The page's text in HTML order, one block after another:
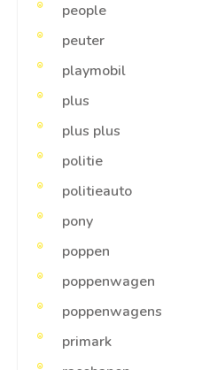
people
peuter
playmobil
plus
plus plus
politie
politieauto
pony
poppen
poppenwagen
poppenwagens
primark